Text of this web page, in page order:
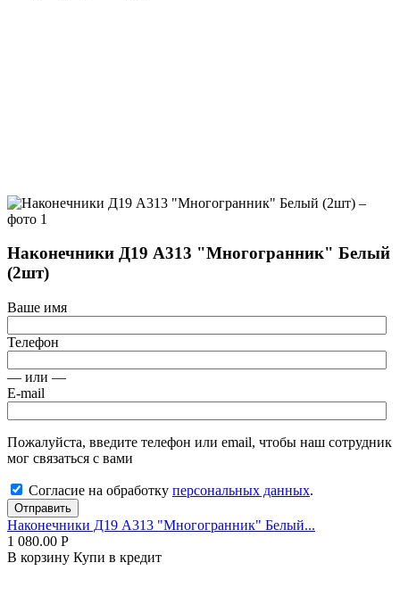
Наконечники Д19 А313 "Многогранник" Белый
(2шт)
Ваше имя
Телефон
— или —
E-mail
Пожалуйста, введите телефон или email, чтобы наш сотрудник
мог связаться с вами
Согласие на обработку персональных данных.
Отправить
Наконечники Д19 А313 "Многогранник" Белый...
1 080.00 Р
В корзину Купи в кредит